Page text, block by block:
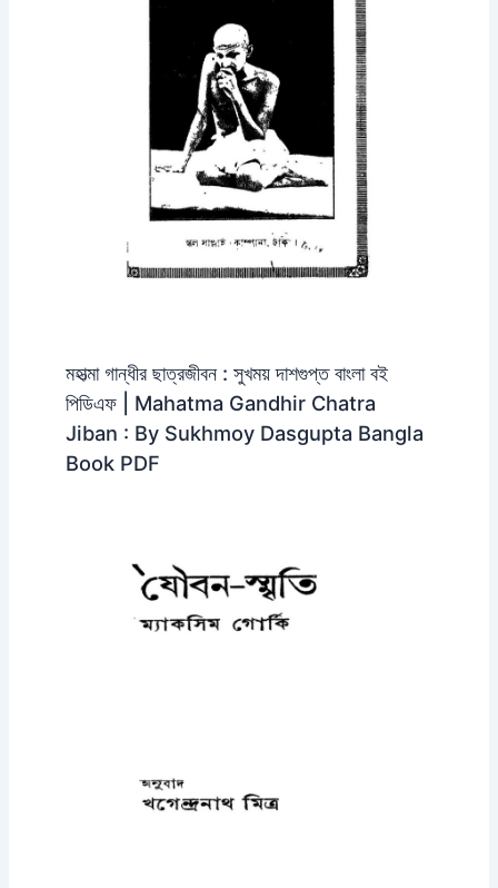
মহাত্মা গান্ধীর ছাত্রজীবন : সুখময় দাশগুপ্ত বাংলা বই
পিডিএফ | Mahatma Gandhir Chatra
Jiban : By Sukhmoy Dasgupta Bangla
Book PDF